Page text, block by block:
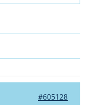
#605128